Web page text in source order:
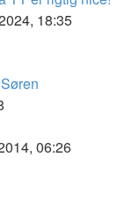
18:35
Søren
06:26